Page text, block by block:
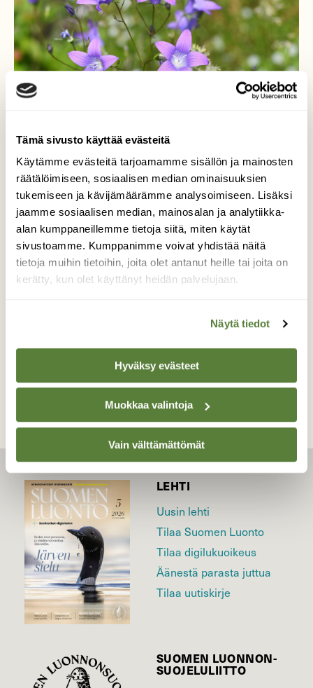
Tämä sivusto käyttää evästeitä
Käytämme evästeitä tarjoamamme sisällön ja mainosten
räätälöimiseen, sosiaalisen median ominaisuuksien
tukemiseen ja kävijämäärämme analysoimiseen. Lisäksi
jaamme sosiaalisen median, mainosalan ja analytiikka-
alan kumppaneillemme tietoja siitä, miten käytät
sivustoamme. Kumppanimme voivat yhdistää näitä
tietoja muihin tietoihin, joita olet antanut heille tai joita on
kerätty, kun olet käyttänyt heidän palvelujaan.
Näytä tiedot
Hyväksy evästeet
Muokkaa valintoja
Vain välttämättömät
Kaunista kesäluontoa
Harakankelloja ja taustalla tuikkivia
tähtimöitä.
Valokuvaaja: Päivi Kiiskinen-Mustonen,
LEHTI
Uusin lehti
Tilaa Suomen Luonto
Tilaa digilukuoikeus
Äänestä parasta juttua
Tilaa uutiskirje
SUOMEN LUONNON­
SUOJELU­LIITTO